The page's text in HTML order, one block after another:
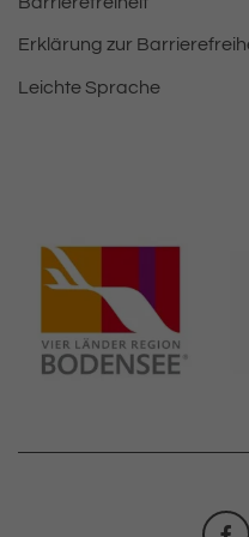
Erklärung zur
Leichte Sprache